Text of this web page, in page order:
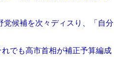
候補を次々ディスり、「自分
でも高市首相が補正予算編成